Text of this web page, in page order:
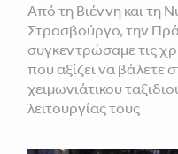
Από τη Βιέννη και τη
Στρασβούργο, την
συγκεντρώσαμε τις
που αξίζει να βάλετε
χειμωνιάτικου
λειτουργίας τους